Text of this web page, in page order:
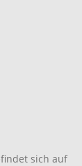
sich auf